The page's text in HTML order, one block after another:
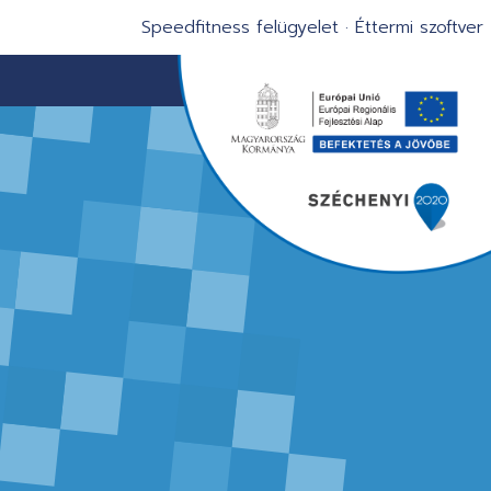
Speedfitness felügyelet ·Éttermi szoftver